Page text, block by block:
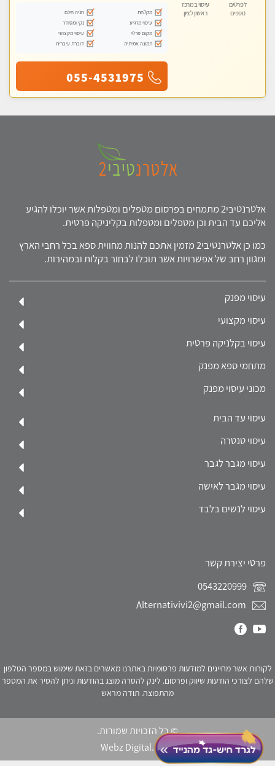
לפרטים
נוספים
עיסוי במרכז
ראשון לציון
מקלחת
חניה חינם
עיסוי מרגיע
נקי ומסודר
מקום פרטי
עיסוי מקצועי
תמונה אמיתית
דוברת עיברית
055-4531975
אלטרנטיבי2 מתמחים בפרסום מטפלים ומטפלות אשר יוכלו להגיע
אליכם עד הבית וכן מטפלים ומטפלות בקליניקה פרטית.
כמו כן אלטרנטיבי2 מזמין אתכם להנות מחווית ספא בכל רחבי הארץ
ומגוון רחב של אפשרויות אשר תוכלו לבחור בקלות ובמהירות.
עיסוי מפנק
עיסוי מקצועי
עיסוי בקלניקה פרטית
מתחמי ספא מפנק
מכוני עיסוי מפנק
עיסוי עד הבית
עיסוי טנטרה
עיסוי מגבר לגבר
עיסוי מגבר לאישה
עיסוי לנשים בלבד
פרטי יצירת קשר
Alternativivi2@gmail.com
לקוחות אשר מחייגים למודעות פרסומיות באתרנו מאשרים בזאת שימוש במספר הטלפון
שלהם לצורכי הודעות שיווק ופרסום. לינק להסרה מוצג בהודעות וניתן להסיר את המספר
מהתפוצה. תודה מראש
© כל הזכויות שמורות.
Webz Digital.click